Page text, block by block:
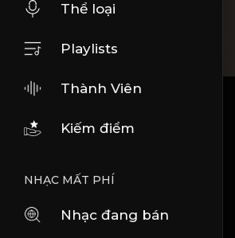
Thể loại
Playlists
Thành Viên
Kiếm điểm
NHẠC MẤT PHÍ
Nhạc đang bán